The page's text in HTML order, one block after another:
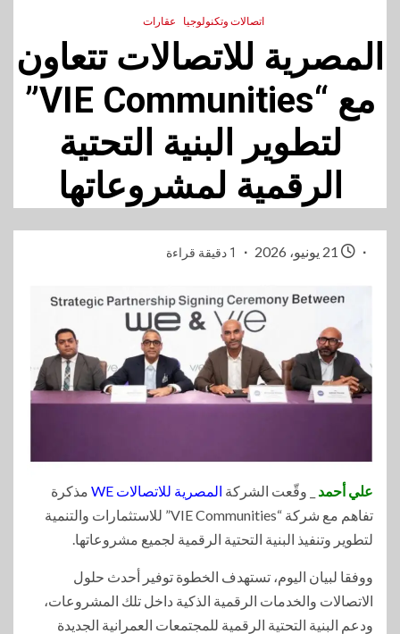
اتصالات وتكنولوجيا عقارات
المصرية للاتصالات تتعاون
مع “VIE Communities”
لتطوير البنية التحتية
الرقمية لمشروعاتها
1 دقيقة قراءة
علي أحمد _ وقّعت الشركة المصرية للاتصالات WE
مذكرة
تفاهم مع شركة “VIE Communities” للاستثمارات والتنمية
لتطوير وتنفيذ البنية التحتية الرقمية لجميع مشروعاتها.
ووفقا لبيان اليوم، تستهدف الخطوة توفير أحدث حلول
الاتصالات والخدمات الرقمية الذكية داخل تلك المشروعات،
ودعم البنية التحتية الرقمية للمجتمعات العمرانية الجديدة